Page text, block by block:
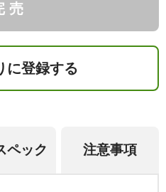
売
に登録する
ペック 注意事項